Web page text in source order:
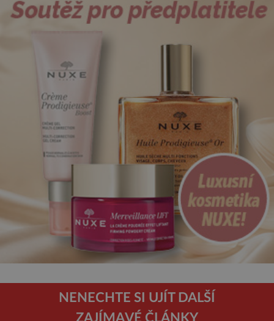
NENECHTE SI UJÍT DALŠÍ
ZAJÍMAVÉ ČLÁNKY